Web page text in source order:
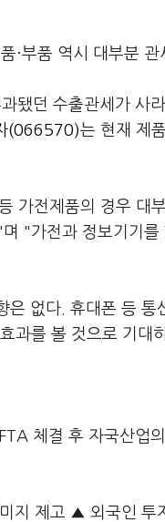
·부품 역시 대부분 관
됐던 수출관세가 사
(066570)는 현재 제
가전제품의 경우 대
"가전과 정보기기
은 없다. 휴대폰 등
과를 볼 것으로 기대
체결 후 자국산업
지 제고 ▲ 외국인 투